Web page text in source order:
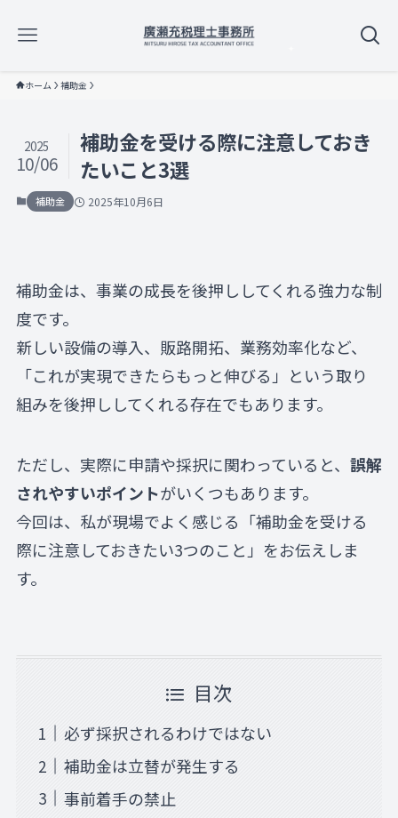
ホーム 補助金
補助金を受ける際に注意しておき
たいこと3選
2025
10/06
補助金 2025年10月6日
補助金は、事業の成長を後押ししてくれる強力な制
度です。
新しい設備の導入、販路開拓、業務効率化など、
「これが実現できたらもっと伸びる」という取り
組みを後押ししてくれる存在でもあります。
ただし、実際に申請や採択に関わっていると、 誤解
されやすいポイントがいくつもあります。
今回は、私が現場でよく感じる「補助金を受ける
際に注意しておきたい3つのこと」をお伝えしま
す。
目次
必ず採択されるわけではない
補助金は立替が発生する
事前着手の禁止